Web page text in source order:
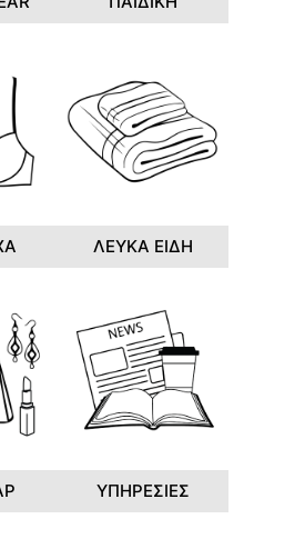
ΛΕΥΚΑ ΕΙΔΗ
ΥΠΗΡΕΣΙΕΣ